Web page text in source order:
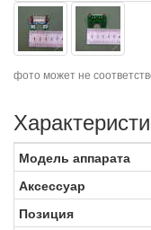
фото может не
Модель аппарата
Аксессуар
Позиция